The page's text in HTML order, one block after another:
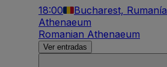
18:00 Bucharest, Rumanía
Athenaeum
Romanian Athenaeum
Ver entradas